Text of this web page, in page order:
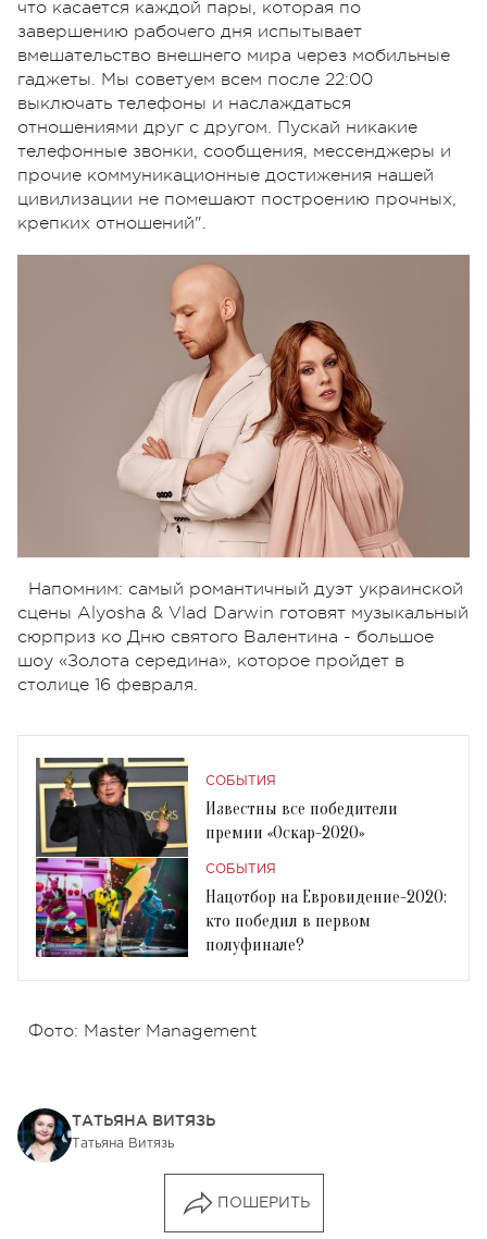
что касается каждой пары, которая по
завершению рабочего дня испытывает
вмешательство внешнего мира через мобильные
гаджеты. Мы советуем всем после 22:00
выключать телефоны и наслаждаться
отношениями друг с другом. Пускай никакие
телефонные звонки, сообщения, мессенджеры и
прочие коммуникационные достижения нашей
цивилизации не помешают построению прочных,
крепких отношений".
Напомним: самый романтичный дуэт украинской
сцены Alyosha & Vlad Darwin готовят музыкальный
сюрприз ко Дню святого Валентина - большое
шоу «Золота середина», которое пройдет в
столице 16 февраля.
СОБЫТИЯ
Известны все победители
премии «Оскар-2020»
СОБЫТИЯ
Нацотбор на Евровидение-2020:
кто победил в первом
полуфинале?
Фото: Master Management
ТАТЬЯНА ВИТЯЗЬ
Татьяна Витязь
ПОШЕРИТЬ